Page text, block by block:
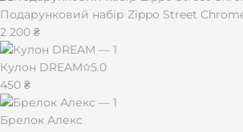
Шкіряний браслет із пластиною з
Фірмова
подарункова коробочка
Матеріали:
Ширина ремінця:
Доступні розміри:
Персоналізація:
Упакування: фірмова подарункова
Подарунковий набір Zippo Street
2 200 ₴
Кулон DREAM
5.0
450 ₴
Брелок Алекс